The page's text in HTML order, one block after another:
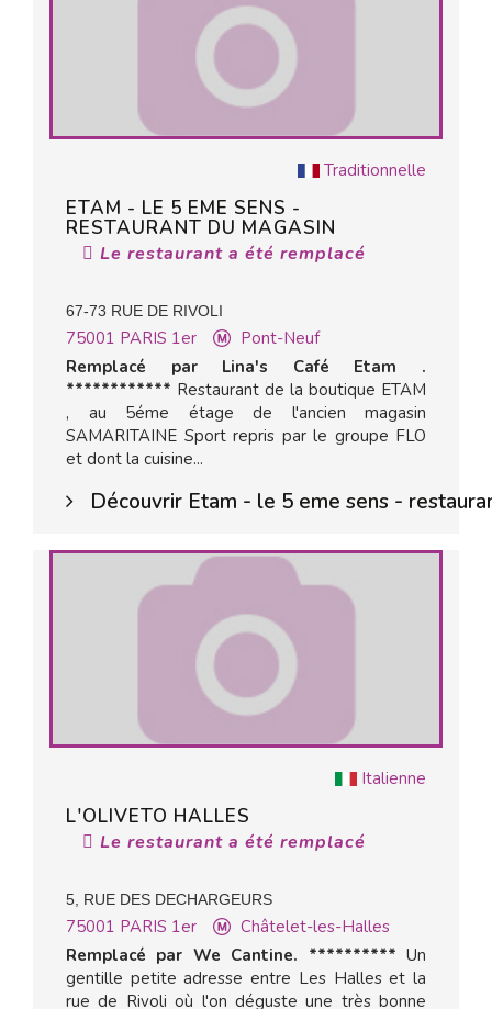
Traditionnelle
ETAM - LE 5 EME SENS -
RESTAURANT DU MAGASIN
Le restaurant a été remplacé
67-73 RUE DE RIVOLI
75001 PARIS 1er
Pont-Neuf
Remplacé par Lina's Café Etam .
************ Restaurant de la boutique ETAM
, au 5éme étage de l'ancien magasin
SAMARITAINE Sport repris par le groupe FLO
et dont la cuisine...
Découvrir Etam - le 5 eme sens -
Italienne
L'OLIVETO HALLES
Le restaurant a été remplacé
5, RUE DES DECHARGEURS
75001 PARIS 1er
Châtelet-les-Halles
Remplacé par We Cantine. ********** Un
gentille petite adresse entre Les Halles et la
rue de Rivoli où l'on déguste une très bonne